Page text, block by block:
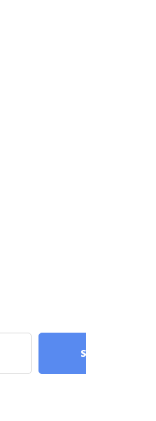
Szukaj